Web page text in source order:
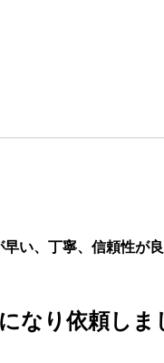
い、丁寧、信頼性が良
なり依頼し